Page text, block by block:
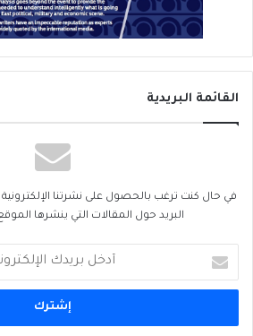
القائمة البريدية
في حال كنت ترغب بالحصول على نشرتنا
البريد حول المقالات التي ينشرها
بريدك
الإلكتروني